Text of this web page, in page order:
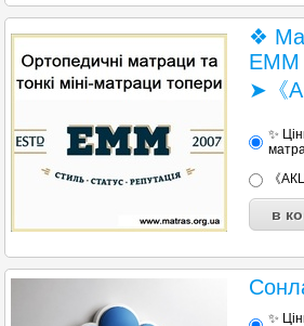
❖
EMM
➤《
✨
《
✨